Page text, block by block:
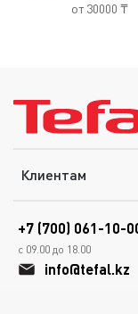
от 30000 ₸
Клиентам
+7 (700) 061-10-
с 09.00 до 18.00
info@tefal.kz